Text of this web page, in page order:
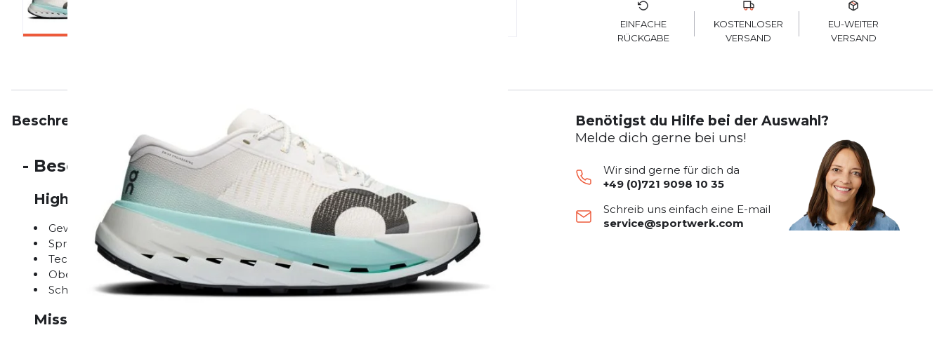
EINFACHE
RÜCKGABE
KOSTENLOSER
VERSAND
EU-WEITER
VERSAND
Beschreibung Bewertungen
- Beschreibung
Highlights auf einen Blick
Gewicht: 245 g
Sprengung: 8 mm
Technologie: Missiongrip, Helion Superfoam
Obermaterial: Zweilagiges Mesh für optimale Belüftung
Schnürsystem: FlipRelease für einfaches Anpassen
Missiongrip-Sohle für herausragende Traktion
Benötigst du Hilfe bei der Auswahl?
Melde dich gerne bei uns!
Wir sind gerne für dich da
+49 (0)721 9098 10 35
Schreib uns einfach eine E-mail
service@sportwerk.com